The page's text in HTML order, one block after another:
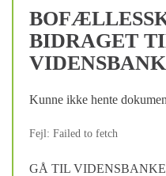
BIDRAGET
Kunne ikke hente
Fejl: Failed to fetch
GÅ TIL